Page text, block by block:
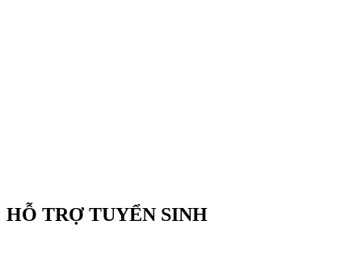
HỖ TRỢ TUYỂN SINH